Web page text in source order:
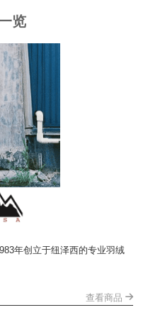
览
年创立于纽泽西的专业羽绒
查看商品